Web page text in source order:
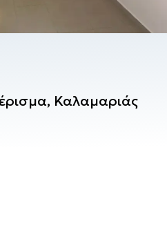
, Καλαμαριάς